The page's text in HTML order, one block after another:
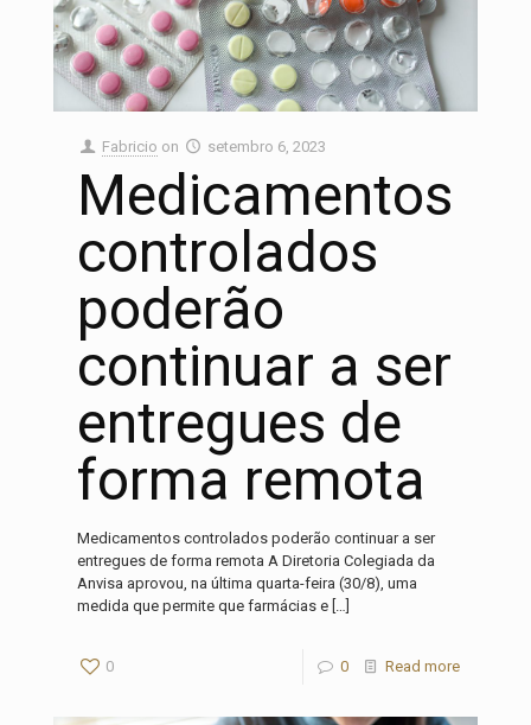
Fabricio on setembro 6, 2023
Medicamentos
controlados
poderão
continuar a ser
entregues de
forma remota
Medicamentos controlados poderão continuar a ser
entregues de forma remota A Diretoria Colegiada da
Anvisa aprovou, na última quarta-feira (30/8), uma
medida que permite que farmácias e […]
0 0 Read more